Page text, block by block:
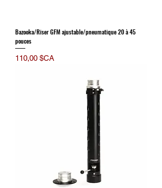
Bazooka/Riser GFM ajustable/pneumatique 20 à 45
pouces
Prix
110,00 $CA